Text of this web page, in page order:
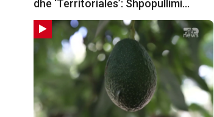
dhe ‘Territoriales’: Shpopullimi…